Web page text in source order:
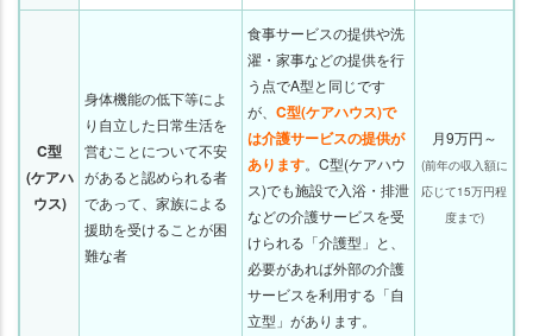
C型
(ケアハ
ウス)
身体機能の低下等によ
り自立した日常生活を
営むことについて不安
があると認められる者
であって、家族による
援助を受けることが困
難な者
食事サービスの提供や洗
濯・家事などの提供を行
う点でA型と同じです
が、 C型(ケアハウス)で
は介護サービスの提供が
あります。 C型(ケアハウ
ス)でも施設で入浴・排泄
などの介護サービスを受
けられる「介護型」と、
必要があれば外部の介護
サービスを利用する「自
立型」があります。
月9万円～
(前年の収入額に
応じて15万円程
度まで)